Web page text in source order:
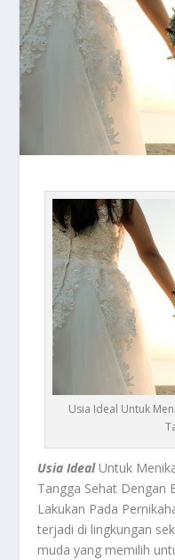
Usia Ideal Untuk
Usia Ideal Untuk
Tangga Sehat Dengan
Lakukan Pada
terjadi di lingkungan
muda yang memilih